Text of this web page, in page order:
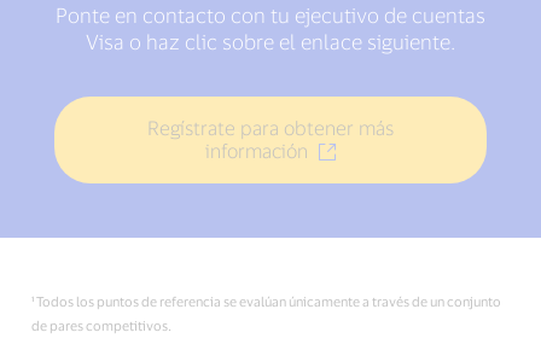
Ponte en contacto con tu ejecutivo de cuentas
Visa o haz clic sobre el enlace siguiente.
Regístrate para obtener más
información
¹ Todos los puntos de referencia se evalúan únicamente a través de un conjunto
de pares competitivos.